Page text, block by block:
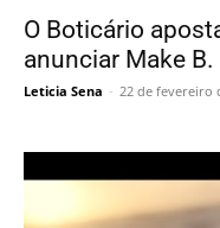
O Boticário
anunciar Make B.
Leticia Sena - 22 de fevereiro